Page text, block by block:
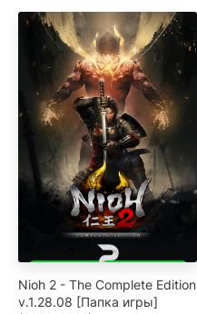
Nioh 2 - The Complete Edition
v.1.28.08 [Папка игры]